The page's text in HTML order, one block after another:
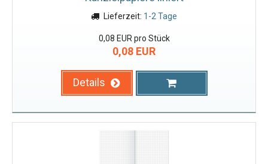
Lieferzeit: 1-2 Tage
0,08 EUR pro Stück
0,08 EUR
Details